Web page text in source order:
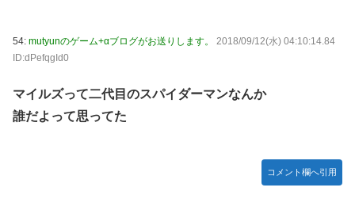
54: mutyunのゲーム+αブログがお送りします。
2018/09/12(水) 04:10:14.84
ID:dPefqgId0
マイルズって二代目のスパイダーマンなんか
誰だよって思ってた
コメント欄へ引用